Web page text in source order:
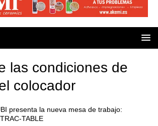
las condiciones de
colocador
presenta la nueva mesa de trabajo:
TABLE